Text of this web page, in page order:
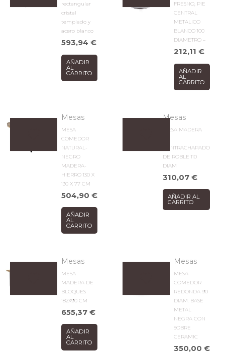
rectangular
cristal
templado y
acero blanco
593,94€
AÑADIR
AL
CARRITO
FRESNO, PIE
CENTRAL
METALICO
BLANCO 100
DIAMETRO –
212,11€
AÑADIR
AL
CARRITO
Mesas
MESA
COMEDOR
NATURAL-
NEGRO
MADERA-
HIERRO 130 X
130 X 77 CM
504,90€
AÑADIR
AL
CARRITO
Mesas
MESA MADERA
CONTRACHAPADO
DE ROBLE 110
DIAM
310,07€
AÑADIR AL
CARRITO
Mesas
MESA
MADERA DE
BLOQUES
182X90 CM
655,37€
AÑADIR
AL
CARRITO
Mesas
MESA
COMEDOR
REDONDA 90
DIAM. BASE
METAL
NEGRA CON
SOBRE
CERAMIC
350,00€